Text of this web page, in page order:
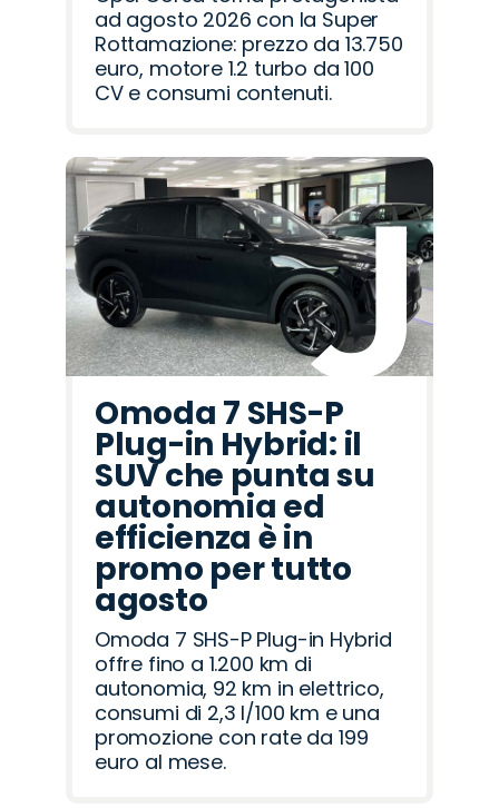
ad agosto 2026 con la Super
Rottamazione: prezzo da 13.750
euro, motore 1.2 turbo da 100
CV e consumi contenuti.
Omoda 7 SHS-P
Plug-in Hybrid: il
SUV che punta su
autonomia ed
efficienza è in
promo per tutto
agosto
Omoda 7 SHS-P Plug-in Hybrid
offre fino a 1.200 km di
autonomia, 92 km in elettrico,
consumi di 2,3 l/100 km e una
promozione con rate da 199
euro al mese.